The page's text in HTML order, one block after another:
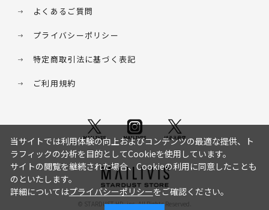
よくあるご質問
プライバシーポリシー
特定商取引法に基づく表記
ご利用規約
© STARDUST HD. inc. All Rights Reserved.
当サイトでは利用体験の向上およびコンテンツの最適な提供、ト
ラフィックの分析を目的としてCookieを使用しています。
サイトの閲覧を継続された場合、Cookieの利用に同意したことも
のといたします。
詳細についてはプライバシーポリシーをご確認ください。